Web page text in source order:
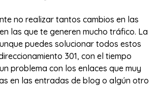
no realizar tantos cambios en las
las que te generen mucho tráfico. La
puedes solucionar todos estos
301, con el tiempo
problema con los enlaces que muy
en las entradas de blog o algún otro